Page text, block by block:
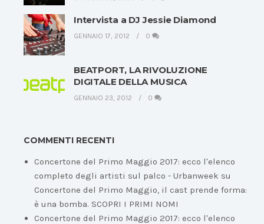
Intervista a DJ Jessie Diamond
GENNAIO 17, 2012 0
BEATPORT, LA RIVOLUZIONE
DIGITALE DELLA MUSICA
GENNAIO 23, 2012 0
COMMENTI RECENTI
Concertone del Primo Maggio 2017: ecco l'elenco
completo degli artisti sul palco - Urbanweek su
Concertone del Primo Maggio, il cast prende forma:
è una bomba. SCOPRI I PRIMI NOMI
Concertone del Primo Maggio 2017: ecco l'elenco